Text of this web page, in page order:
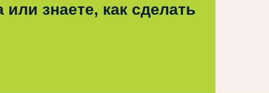
знаете, как сделать